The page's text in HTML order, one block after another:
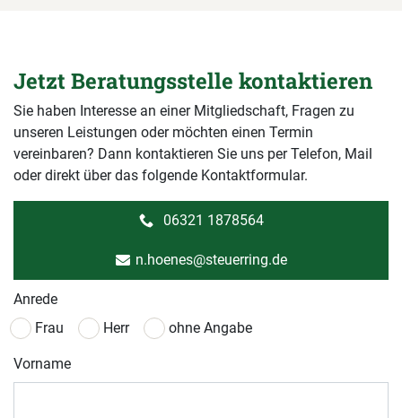
Jetzt Beratungsstelle kontaktieren
Sie haben Interesse an einer Mitgliedschaft, Fragen zu
unseren Leistungen oder möchten einen Termin
vereinbaren? Dann kontaktieren Sie uns per Telefon, Mail
oder direkt über das folgende Kontaktformular.
06321 1878564
n.hoenes@steuerring.de
Anrede
Frau
Herr ohne Angabe
Vorname